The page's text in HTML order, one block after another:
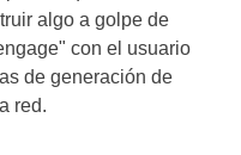
algo a golpe de
con el usuario
de generación de
red.